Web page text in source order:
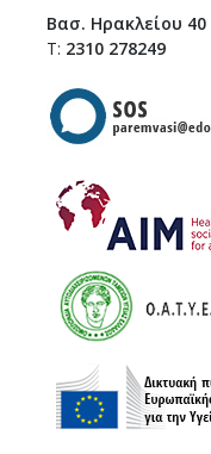
Βασ. Ηρακλείου 40
Τ: 2310 278249